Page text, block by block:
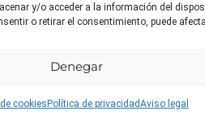
y/o acceder a la información del
o retirar el consentimiento, puede
Denegar
cookiesPolítica de privacidadAviso legal
Evitar el riego en las hojas